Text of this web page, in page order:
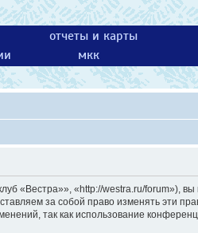
отчеты и карты
мкк
«Вестра»», «http://westra.ru/forum»),
за собой право изменять эти
так как использование